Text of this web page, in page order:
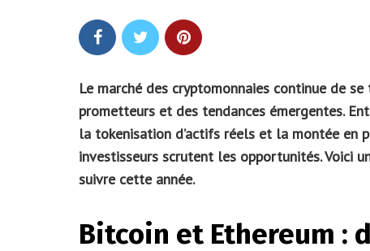
Le marché des cryptomonnaies continue de
prometteurs et des tendances émergentes.
la tokenisation d’actifs réels et la montée en
investisseurs scrutent les opportunités. Voici
suivre cette année.
Bitcoin et Ethereum :